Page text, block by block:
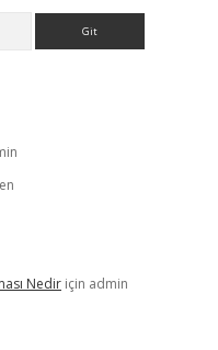
Nedir için admin